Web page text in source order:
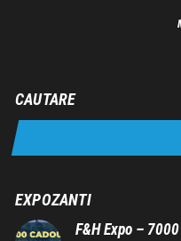
CAUTARE
EXPOZANTI
F&H Expo –